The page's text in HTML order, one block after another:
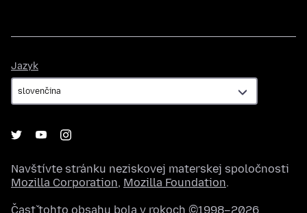
Jazyk
Navštívte stránku neziskovej materskej spoločnosti
Mozilla Corporation, Mozilla Foundation.
Časť tohto obsahu bola v rokoch ©1998–2026